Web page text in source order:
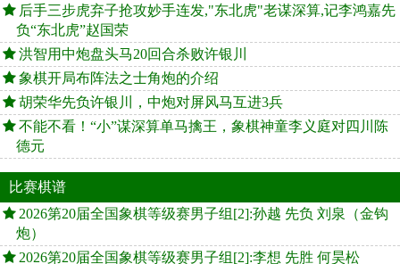
后手三步虎弃子抢攻妙手连发,"东北虎"老谋深算,记李鸿嘉先
负“东北虎”赵国荣
洪智用中炮盘头马20回合杀败许银川
象棋开局布阵法之士角炮的介绍
胡荣华先负许银川，中炮对屏风马互进3兵
不能不看！“小”谋深算单马擒王，象棋神童李义庭对四川陈
德元
比赛棋谱
2026第20届全国象棋等级赛男子组[2]:孙越 先负 刘泉（金钩
炮）
2026第20届全国象棋等级赛男子组[2]:李想 先胜 何昊松